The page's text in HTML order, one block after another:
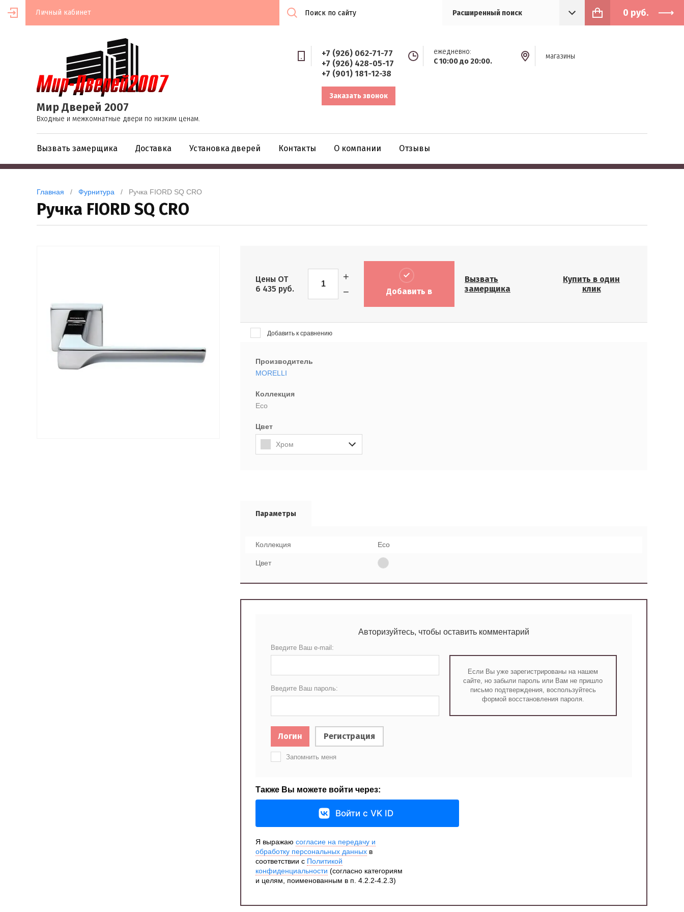
Личный кабинет Расширенный поиск 0 руб.
Мир Дверей 2007
Входные и межкомнатные двери по низким ценам.
+7 (926) 062-71-77
+7 (926) 428-05-17
+7 (901) 181-12-38
Заказать звонок
ежедневно:
С 10:00 до 20:00.
магазины
Вызвать замерщика Доставка Установка дверей Контакты О компании Отзывы
Главная
   /
Фурнитура
   /   Ручка FIORD SQ CRO
Ручка FIORD SQ CRO
Цены ОТ
6 435 руб. −
+
Добавить в
корзину
Вызвать
замерщика
Купить в один
клик
Добавить к сравнению
Производитель
MORELLI
Коллекция
Eco
Цвет
Хром
Параметры
Коллекция Eco
Цвет
Авторизуйтесь, чтобы оставить комментарий
Если Вы уже зарегистрированы на нашем
сайте, но забыли пароль или Вам не пришло
письмо подтверждения, воспользуйтесь
формой восстановления пароля.
Введите Ваш e-mail:
Введите Ваш пароль:
Логин Регистрация
Запомнить меня
Также Вы можете войти через:
Войти с VK ID
Я выражаю согласие на передачу и
обработку персональных данных в
соответствии с Политикой
конфиденциальности (согласно категориям
и целям, поименованным в п. 4.2.2-4.2.3)